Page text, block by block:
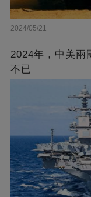
2024/05/21
2024年，中美兩
不已